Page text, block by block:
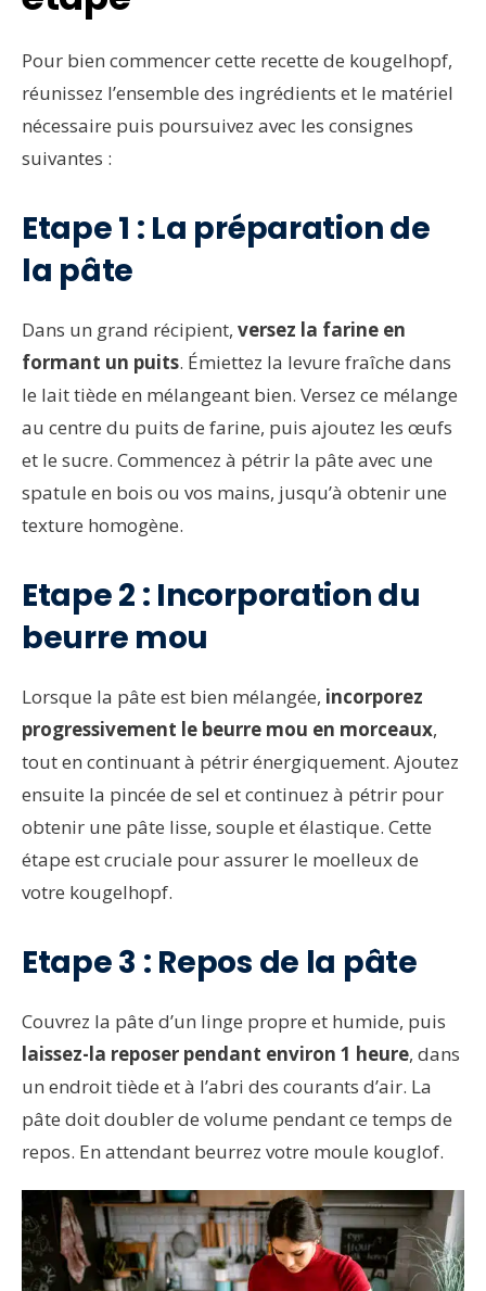
Pour bien commencer cette recette de kougelhopf,
réunissez l’ensemble des ingrédients et le matériel
nécessaire puis poursuivez avec les consignes
suivantes :
Etape 1 : La préparation de
la pâte
Dans un grand récipient, versez la farine en
formant un puits. Émiettez la levure fraîche dans
le lait tiède en mélangeant bien. Versez ce mélange
au centre du puits de farine, puis ajoutez les œufs
et le sucre. Commencez à pétrir la pâte avec une
spatule en bois ou vos mains, jusqu’à obtenir une
texture homogène.
Etape 2 : Incorporation du
beurre mou
Lorsque la pâte est bien mélangée, incorporez
progressivement le beurre mou en morceaux,
tout en continuant à pétrir énergiquement. Ajoutez
ensuite la pincée de sel et continuez à pétrir pour
obtenir une pâte lisse, souple et élastique. Cette
étape est cruciale pour assurer le moelleux de
votre kougelhopf.
Etape 3 : Repos de la pâte
Couvrez la pâte d’un linge propre et humide, puis
laissez-la reposer pendant environ 1 heure, dans
un endroit tiède et à l’abri des courants d’air. La
pâte doit doubler de volume pendant ce temps de
repos. En attendant beurrez votre moule kouglof.